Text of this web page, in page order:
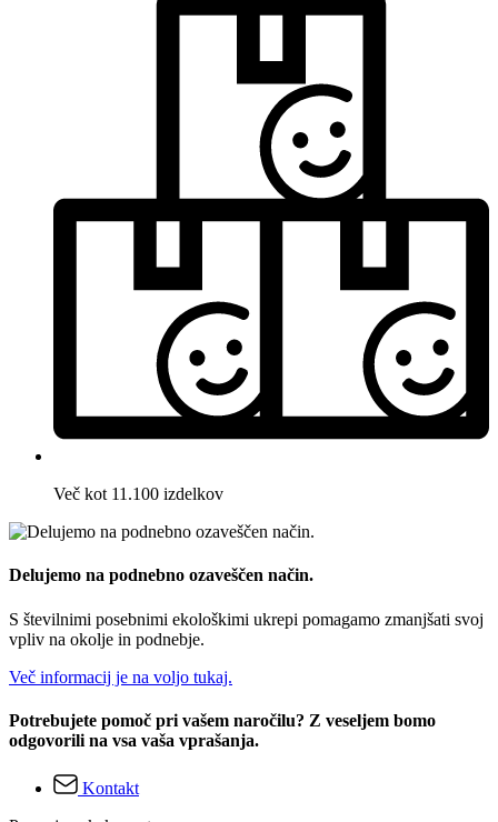
Več kot 11.100 izdelkov
Delujemo na podnebno ozaveščen način.
S številnimi posebnimi ekološkimi ukrepi pomagamo zmanjšati svoj
vpliv na okolje in podnebje.
Več informacij je na voljo tukaj.
Potrebujete pomoč pri vašem naročilu? Z veseljem bomo
odgovorili na vsa vaša vprašanja.
Kontakt